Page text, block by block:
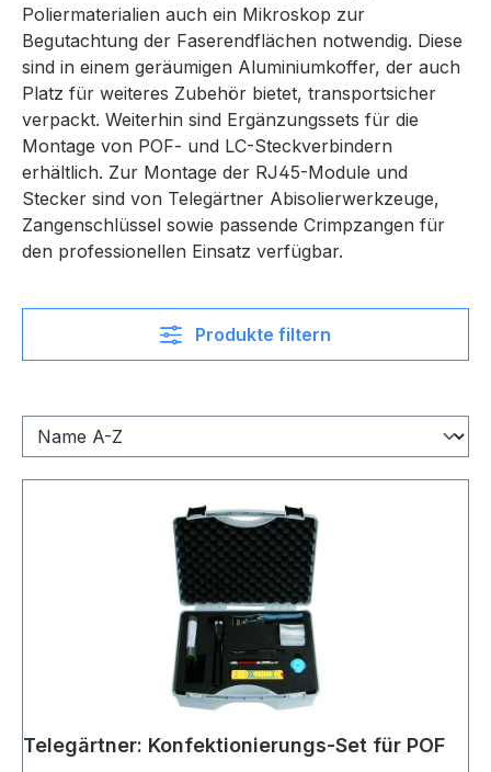
Poliermaterialien auch ein Mikroskop zur
Begutachtung der Faserendflächen notwendig. Diese
sind in einem geräumigen Aluminiumkoffer, der auch
Platz für weiteres Zubehör bietet, transportsicher
verpackt. Weiterhin sind Ergänzungssets für die
Montage von POF- und LC-Steckverbindern
erhältlich. Zur Montage der RJ45-Module und
Stecker sind von Telegärtner Abisolierwerkzeuge,
Zangenschlüssel sowie passende Crimpzangen für
den professionellen Einsatz verfügbar.
Produkte filtern
Telegärtner: Konfektionierungs-Set für POF